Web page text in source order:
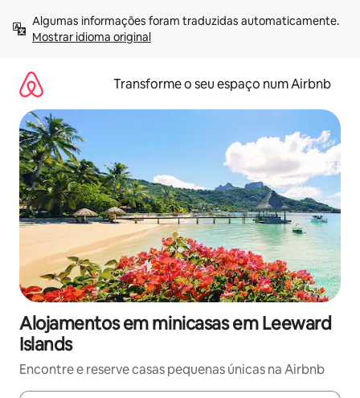
para
Mostrar idioma original
Transforme o seu espaço num Airbnb
Alojamentos em minicasas em Leeward
Islands
Encontre e reserve casas pequenas únicas na Airbnb